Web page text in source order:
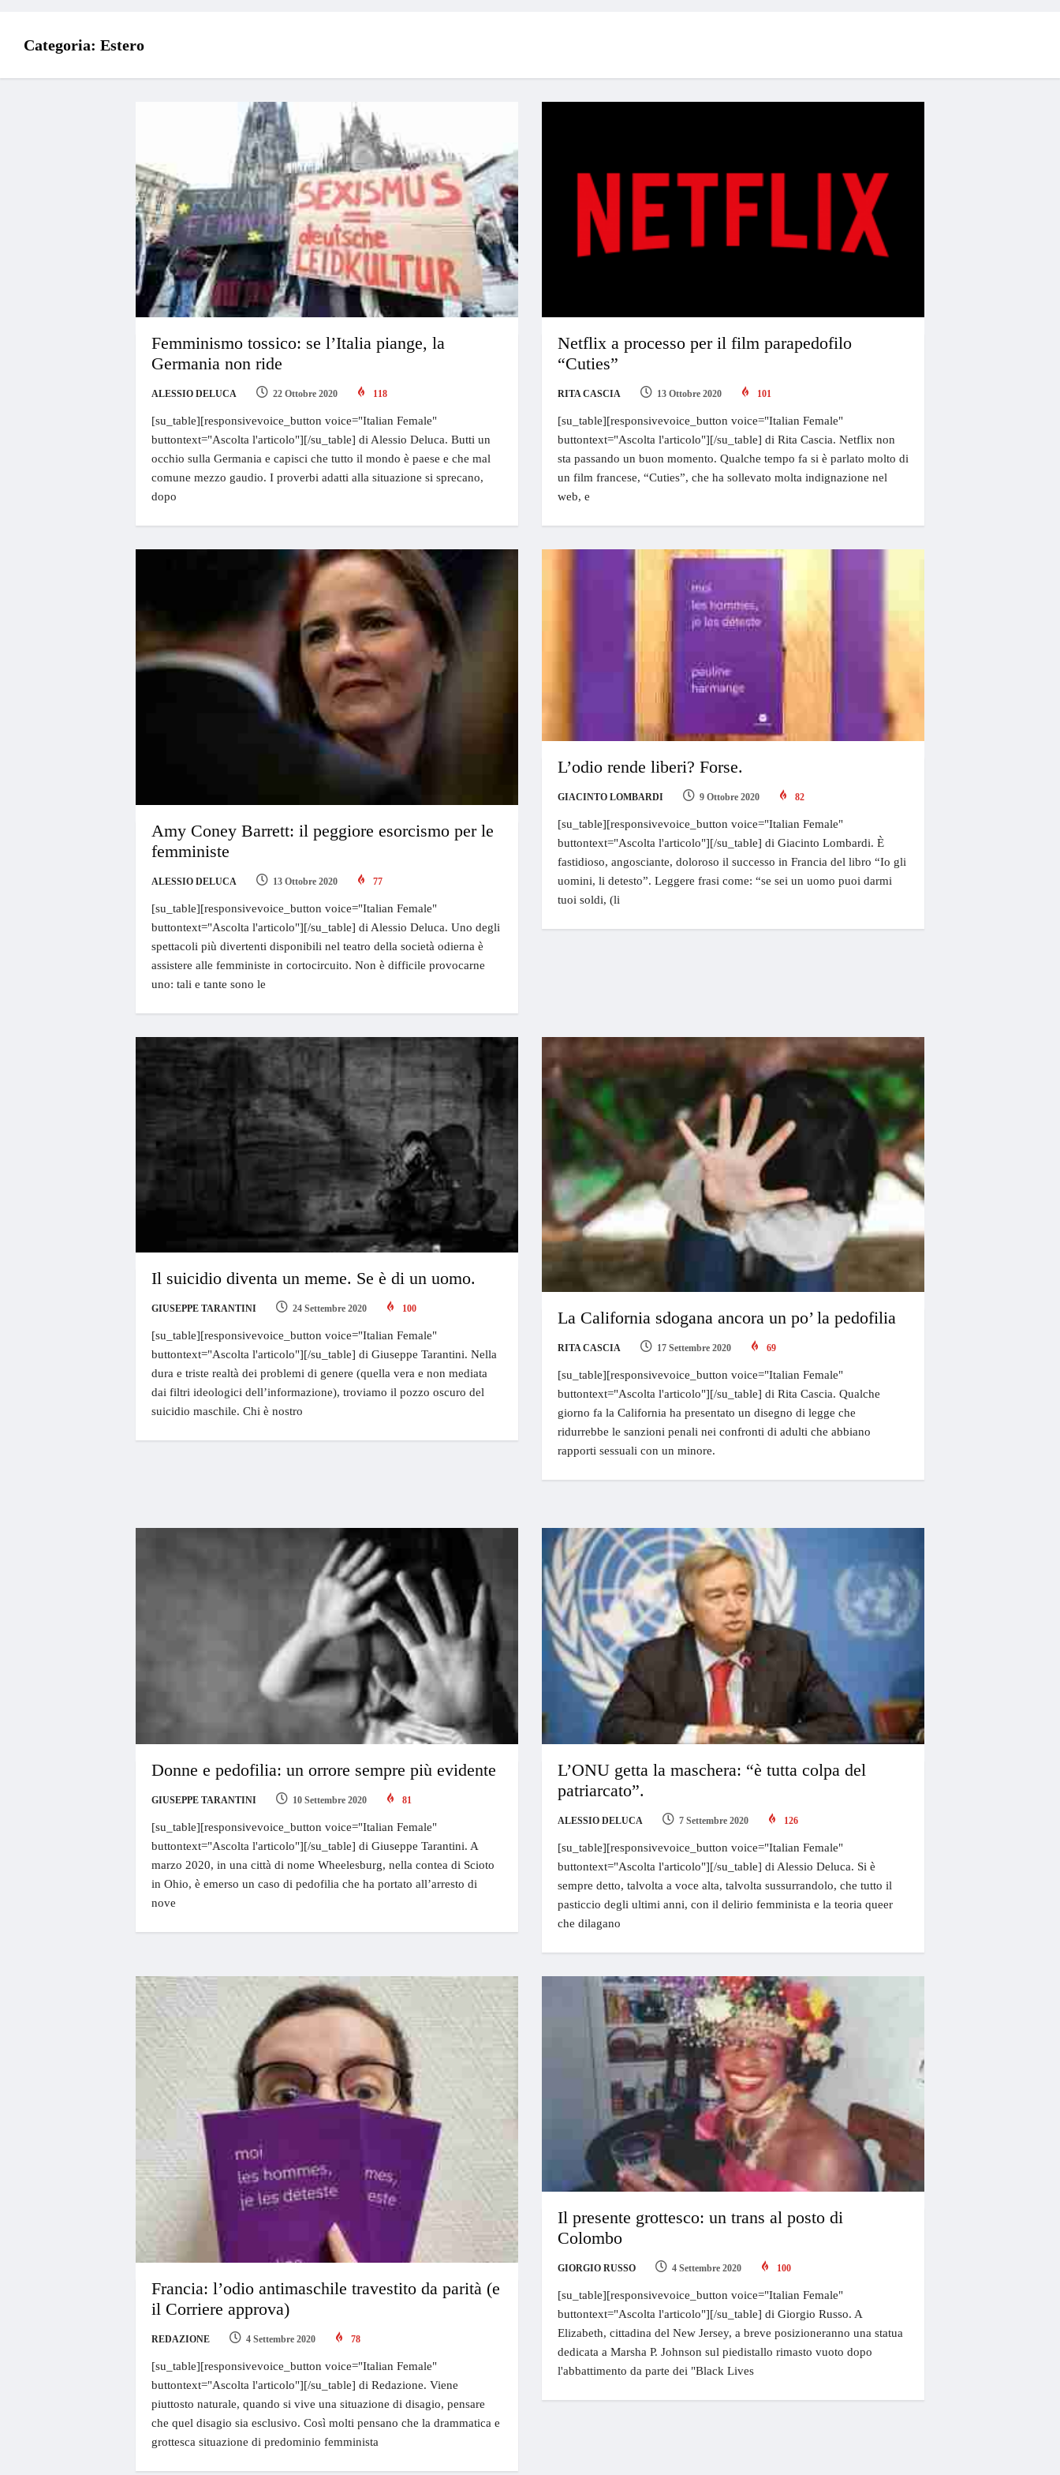
Categoria: Estero
Femminismo tossico: se l’Italia piange, la
Germania non ride
ALESSIO DELUCA 22 Ottobre 2020 118
[su_table][responsivevoice_button voice="Italian Female"
buttontext="Ascolta l'articolo"][/su_table] di Alessio Deluca. Butti un
occhio sulla Germania e capisci che tutto il mondo è paese e che mal
comune mezzo gaudio. I proverbi adatti alla situazione si sprecano,
dopo
Netflix a processo per il film parapedofilo
“Cuties”
RITA CASCIA 13 Ottobre 2020 101
[su_table][responsivevoice_button voice="Italian Female"
buttontext="Ascolta l'articolo"][/su_table] di Rita Cascia. Netflix non
sta passando un buon momento. Qualche tempo fa si è parlato molto di
un film francese, “Cuties”, che ha sollevato molta indignazione nel
web, e
Amy Coney Barrett: il peggiore esorcismo per le
femministe
ALESSIO DELUCA 13 Ottobre 2020 77
[su_table][responsivevoice_button voice="Italian Female"
buttontext="Ascolta l'articolo"][/su_table] di Alessio Deluca. Uno degli
spettacoli più divertenti disponibili nel teatro della società odierna è
assistere alle femministe in cortocircuito. Non è difficile provocarne
uno: tali e tante sono le
L’odio rende liberi? Forse.
GIACINTO LOMBARDI 9 Ottobre 2020 82
[su_table][responsivevoice_button voice="Italian Female"
buttontext="Ascolta l'articolo"][/su_table] di Giacinto Lombardi. È
fastidioso, angosciante, doloroso il successo in Francia del libro “Io gli
uomini, li detesto”. Leggere frasi come: “se sei un uomo puoi darmi
tuoi soldi, (li
Il suicidio diventa un meme. Se è di un uomo.
GIUSEPPE TARANTINI 24 Settembre 2020 100
[su_table][responsivevoice_button voice="Italian Female"
buttontext="Ascolta l'articolo"][/su_table] di Giuseppe Tarantini. Nella
dura e triste realtà dei problemi di genere (quella vera e non mediata
dai filtri ideologici dell’informazione), troviamo il pozzo oscuro del
suicidio maschile. Chi è nostro
La California sdogana ancora un po’ la pedofilia
RITA CASCIA 17 Settembre 2020 69
[su_table][responsivevoice_button voice="Italian Female"
buttontext="Ascolta l'articolo"][/su_table] di Rita Cascia. Qualche
giorno fa la California ha presentato un disegno di legge che
ridurrebbe le sanzioni penali nei confronti di adulti che abbiano
rapporti sessuali con un minore.
Donne e pedofilia: un orrore sempre più evidente
GIUSEPPE TARANTINI 10 Settembre 2020 81
[su_table][responsivevoice_button voice="Italian Female"
buttontext="Ascolta l'articolo"][/su_table] di Giuseppe Tarantini. A
marzo 2020, in una città di nome Wheelesburg, nella contea di Scioto
in Ohio, è emerso un caso di pedofilia che ha portato all’arresto di
nove
L’ONU getta la maschera: “è tutta colpa del
patriarcato”.
ALESSIO DELUCA 7 Settembre 2020 126
[su_table][responsivevoice_button voice="Italian Female"
buttontext="Ascolta l'articolo"][/su_table] di Alessio Deluca. Si è
sempre detto, talvolta a voce alta, talvolta sussurrandolo, che tutto il
pasticcio degli ultimi anni, con il delirio femminista e la teoria queer
che dilagano
Francia: l’odio antimaschile travestito da parità (e
il Corriere approva)
REDAZIONE 4 Settembre 2020 78
[su_table][responsivevoice_button voice="Italian Female"
buttontext="Ascolta l'articolo"][/su_table] di Redazione. Viene
piuttosto naturale, quando si vive una situazione di disagio, pensare
che quel disagio sia esclusivo. Così molti pensano che la drammatica e
grottesca situazione di predominio femminista
Il presente grottesco: un trans al posto di
Colombo
GIORGIO RUSSO 4 Settembre 2020 100
[su_table][responsivevoice_button voice="Italian Female"
buttontext="Ascolta l'articolo"][/su_table] di Giorgio Russo. A
Elizabeth, cittadina del New Jersey, a breve posizioneranno una statua
dedicata a Marsha P. Johnson sul piedistallo rimasto vuoto dopo
l'abbattimento da parte dei "Black Lives